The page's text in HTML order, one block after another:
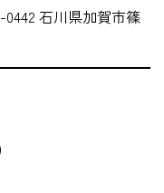
石川県加賀市篠